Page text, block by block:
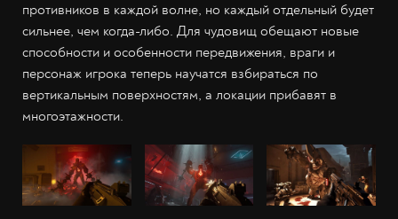
противников в каждой волне, но каждый отдельный будет
сильнее, чем когда-либо. Для чудовищ обещают новые
способности и особенности передвижения, враги и
персонаж игрока теперь научатся взбираться по
вертикальным поверхностям, а локации прибавят в
многоэтажности.